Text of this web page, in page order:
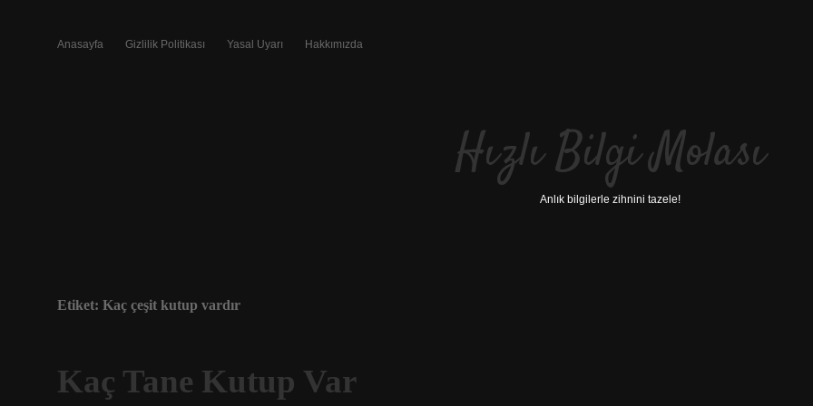
Anasayfa Gizlilik Politikası Yasal Uyarı Hakkımızda
Hızlı Bilgi Molası
Anlık bilgilerle zihnini tazele!
Etiket: Kaç çeşit kutup vardır
Kaç Tane Kutup Var